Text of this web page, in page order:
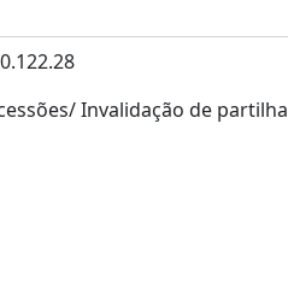
Invalidação de partilha